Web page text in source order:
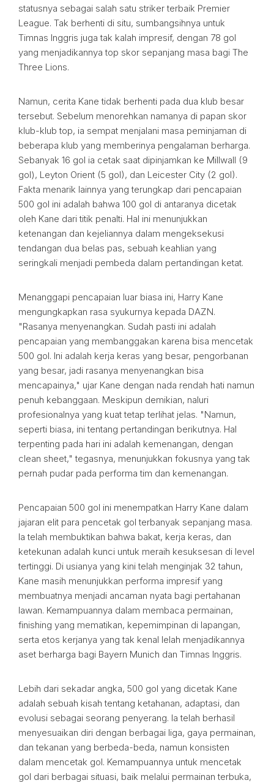
statusnya sebagai salah satu striker terbaik Premier
League. Tak berhenti di situ, sumbangsihnya untuk
Timnas Inggris juga tak kalah impresif, dengan 78 gol
yang menjadikannya top skor sepanjang masa bagi The
Three Lions.
Namun, cerita Kane tidak berhenti pada dua klub besar
tersebut. Sebelum menorehkan namanya di papan skor
klub-klub top, ia sempat menjalani masa peminjaman di
beberapa klub yang memberinya pengalaman berharga.
Sebanyak 16 gol ia cetak saat dipinjamkan ke Millwall (9
gol), Leyton Orient (5 gol), dan Leicester City (2 gol).
Fakta menarik lainnya yang terungkap dari pencapaian
500 gol ini adalah bahwa 100 gol di antaranya dicetak
oleh Kane dari titik penalti. Hal ini menunjukkan
ketenangan dan kejeliannya dalam mengeksekusi
tendangan dua belas pas, sebuah keahlian yang
seringkali menjadi pembeda dalam pertandingan ketat.
Menanggapi pencapaian luar biasa ini, Harry Kane
mengungkapkan rasa syukurnya kepada DAZN.
"Rasanya menyenangkan. Sudah pasti ini adalah
pencapaian yang membanggakan karena bisa mencetak
500 gol. Ini adalah kerja keras yang besar, pengorbanan
yang besar, jadi rasanya menyenangkan bisa
mencapainya," ujar Kane dengan nada rendah hati namun
penuh kebanggaan. Meskipun demikian, naluri
profesionalnya yang kuat tetap terlihat jelas. "Namun,
seperti biasa, ini tentang pertandingan berikutnya. Hal
terpenting pada hari ini adalah kemenangan, dengan
clean sheet," tegasnya, menunjukkan fokusnya yang tak
pernah pudar pada performa tim dan kemenangan.
Pencapaian 500 gol ini menempatkan Harry Kane dalam
jajaran elit para pencetak gol terbanyak sepanjang masa.
Ia telah membuktikan bahwa bakat, kerja keras, dan
ketekunan adalah kunci untuk meraih kesuksesan di level
tertinggi. Di usianya yang kini telah menginjak 32 tahun,
Kane masih menunjukkan performa impresif yang
membuatnya menjadi ancaman nyata bagi pertahanan
lawan. Kemampuannya dalam membaca permainan,
finishing yang mematikan, kepemimpinan di lapangan,
serta etos kerjanya yang tak kenal lelah menjadikannya
aset berharga bagi Bayern Munich dan Timnas Inggris.
Lebih dari sekadar angka, 500 gol yang dicetak Kane
adalah sebuah kisah tentang ketahanan, adaptasi, dan
evolusi sebagai seorang penyerang. Ia telah berhasil
menyesuaikan diri dengan berbagai liga, gaya permainan,
dan tekanan yang berbeda-beda, namun konsisten
dalam mencetak gol. Kemampuannya untuk mencetak
gol dari berbagai situasi, baik melalui permainan terbuka,